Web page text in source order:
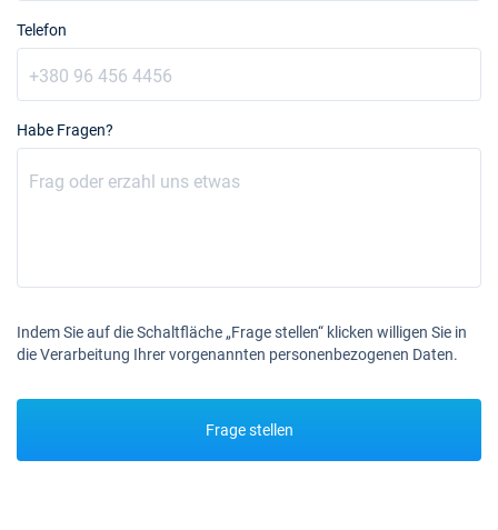
Telefon
Habe Fragen?
Indem Sie auf die Schaltfläche „Frage stellen“ klicken willigen Sie in
die Verarbeitung Ihrer vorgenannten personenbezogenen Daten.
Frage stellen